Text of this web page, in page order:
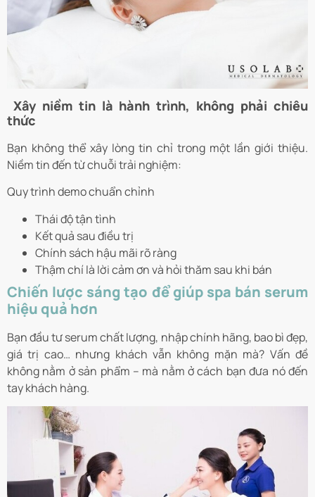
Xây niềm tin là hành trình, không phải chiêu
thức
Bạn không thể xây lòng tin chỉ trong một lần giới thiệu.
Niềm tin đến từ chuỗi trải nghiệm:
Quy trình demo chuẩn chỉnh
Thái độ tận tình
Kết quả sau điều trị
Chính sách hậu mãi rõ ràng
Thậm chí là lời cảm ơn và hỏi thăm sau khi bán
Chiến lược sáng tạo để giúp spa bán serum
hiệu quả hơn
Bạn đầu tư serum chất lượng, nhập chính hãng, bao bì đẹp,
giá trị cao… nhưng khách vẫn không mặn mà? Vấn đề
không nằm ở sản phẩm – mà nằm ở cách bạn đưa nó đến
tay khách hàng.